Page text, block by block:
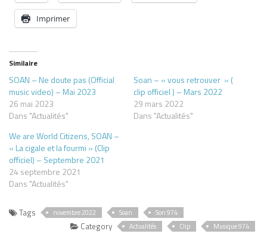
Imprimer
Similaire
SOAN – Ne doute pas (Official
music video) – Mai 2023
26 mai 2023
Dans "Actualités"
Soan – « vous retrouver » (
clip officiel ) – Mars 2022
29 mars 2022
Dans "Actualités"
We are World Citizens, SOAN –
« La cigale et la fourmi » (Clip
officiel) – Septembre 2021
24 septembre 2021
Dans "Actualités"
Tags novembre 2022 Soan Son 974
Category Actualités Clip Musique 974